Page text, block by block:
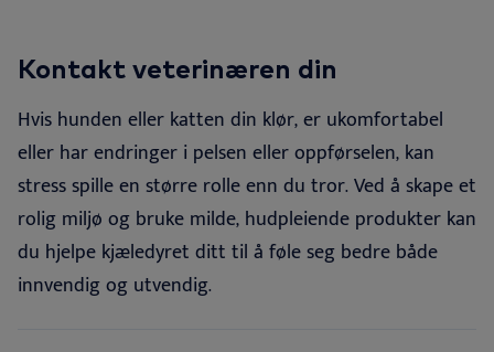
Kontakt veterinæren din
Hvis hunden eller katten din klør, er ukomfortabel
eller har endringer i pelsen eller oppførselen, kan
stress spille en større rolle enn du tror. Ved å skape et
rolig miljø og bruke milde, hudpleiende produkter kan
du hjelpe kjæledyret ditt til å føle seg bedre både
innvendig og utvendig.